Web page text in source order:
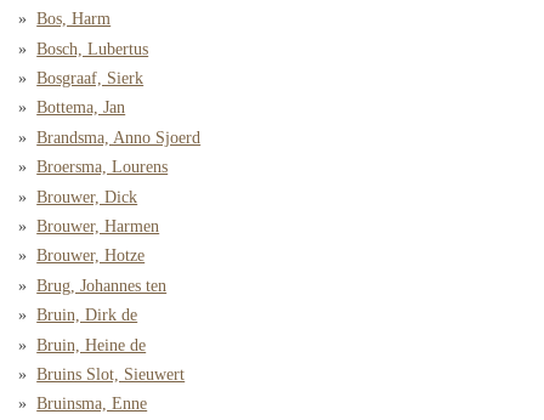
Bos, Harm
Bosch, Lubertus
Bosgraaf, Sierk
Bottema, Jan
Brandsma, Anno Sjoerd
Broersma, Lourens
Brouwer, Dick
Brouwer, Harmen
Brouwer, Hotze
Brug, Johannes ten
Bruin, Dirk de
Bruin, Heine de
Bruins Slot, Sieuwert
Bruinsma, Enne